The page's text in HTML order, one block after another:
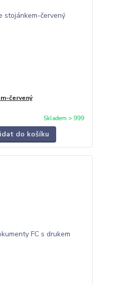
červený
Skladem > 999
do košíku